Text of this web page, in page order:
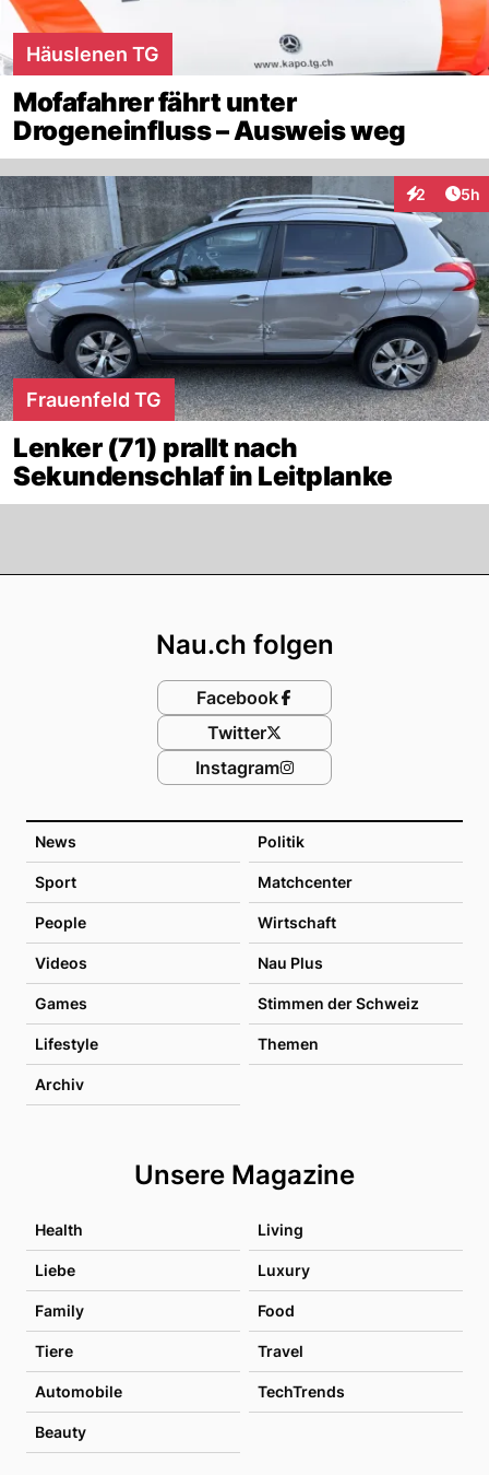
Häuslenen TG
Mofafahrer fährt unter
Drogeneinfluss – Ausweis weg
2 5h
Frauenfeld TG
Lenker (71) prallt nach
Sekundenschlaf in Leitplanke
News Politik
Sport Matchcenter
People Wirtschaft
Videos Nau Plus
Games Stimmen der Schweiz
Lifestyle Themen
Archiv
Unsere Magazine
Health Living
Liebe Luxury
Family Food
Tiere Travel
Automobile TechTrends
Beauty
Nau.ch folgen
Facebook
Twitter
Instagram